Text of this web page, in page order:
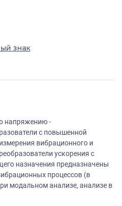
знак
напряжению -
с повышенной
вибрационного и
ускорения с
назначения предназначены
процессов (в
модальном анализе, анализе в